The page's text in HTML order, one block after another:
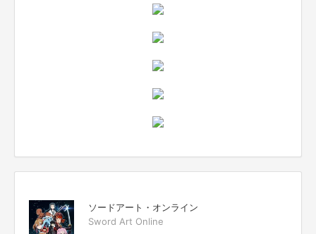
ソードアート・オンライン
Sword Art Online